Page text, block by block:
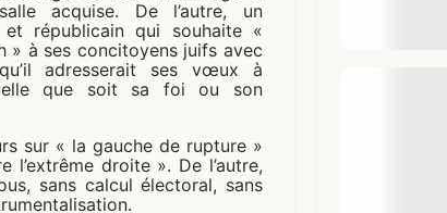
acquise. De l’autre, un
républicain qui souhaite «
» à ses concitoyens juifs avec
adresserait ses vœux à
que soit sa foi ou son
sur « la gauche de rupture »
droite ». De l’autre,
sans calcul électoral, sans